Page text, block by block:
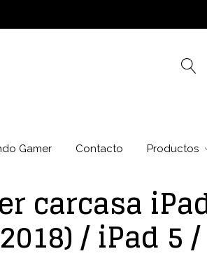
Gamer Contacto Productos
carcasa
/ iPad 5